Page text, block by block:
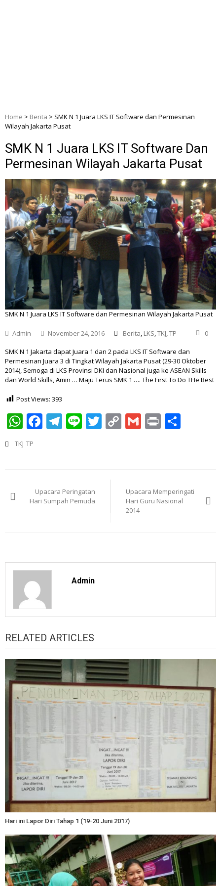
Home > Berita > SMK N 1 Juara LKS IT Software dan Permesinan
Wilayah Jakarta Pusat
SMK N 1 Juara LKS IT Software Dan
Permesinan Wilayah Jakarta Pusat
SMK N 1 Juara LKS IT Software dan Permesinan Wilayah Jakarta Pusat
Admin November 24, 2016 Berita, LKS,TKJ,TP 0
SMK N 1 Jakarta dapat Juara 1 dan 2 pada LKS IT Software dan
Permesinan Juara 3 di Tingkat Wilayah Jakarta Pusat (29-30 Oktober
2014), Semoga di LKS Provinsi DKI dan Nasional juga ke ASEAN Skills
dan World Skills, Amin … Maju Terus SMK 1 …. The First To Do THe Best
Post Views: 393
WhatsApp
Facebook
Telegram
LineTwitter
CopyGmail
Print
TKJ TP
Upacara Peringatan
Hari Sumpah Pemuda
Upacara Memperingati
Hari Guru Nasional
2014
Admin
RELATED ARTICLES
Hari ini Lapor Diri Tahap 1 (19-20 Juni 2017)